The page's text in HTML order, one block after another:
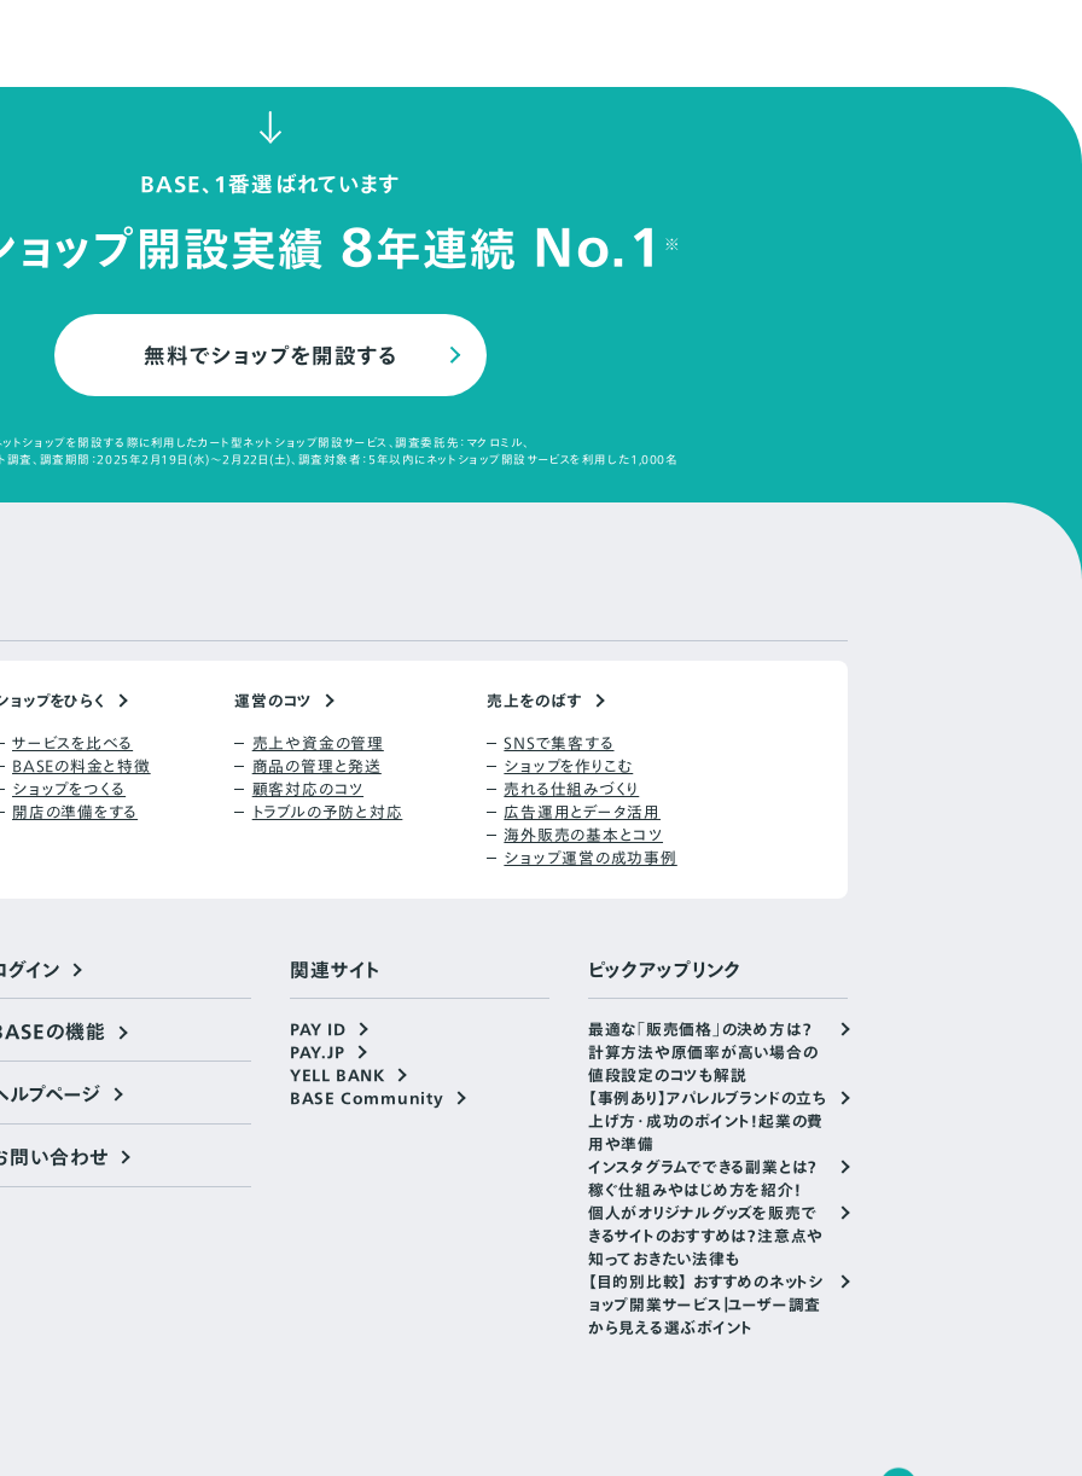
BASE、1番選ばれています
ョップ開設実績 8年連続 No.1 ※
無料でショップを開設する
ショップを開設する際に利用したカート型ネットショップ開設サービス、調査委託先：マクロミル、
調査、調査期間：2025年2月19日(水)～2月22日(土)、調査対象者：5年以内にネットショップ開設サービスを利用した1,000名
ョップをひらく
サービスを比べる
BASEの料金と特徴
ショップをつくる
開店の準備をする
運営のコツ
売上や資金の管理
商品の管理と発送
顧客対応のコツ
トラブルの予防と対応
売上をのばす
SNSで集客する
ショップを作りこむ
売れる仕組みづくり
広告運用とデータ活用
海外販売の基本とコツ
ショップ運営の成功事例
グイン
の機能
ルプページ
問い合わせ
関連サイト
PAY ID
PAY.JP
YELL BANK
BASE Community
ピックアップリンク
最適な「販売価格」の決め方は？
計算方法や原価率が高い場合の
値段設定のコツも解説
【事例あり】アパレルブランドの立ち
上げ方・成功のポイント！起業の費
用や準備
インスタグラムでできる副業とは？
稼ぐ仕組みやはじめ方を紹介！
個人がオリジナルグッズを販売で
きるサイトのおすすめは？注意点や
知っておきたい法律も
【目的別比較】 おすすめのネットシ
ョップ開業サービス｜ユーザー調査
から見える選ぶポイント